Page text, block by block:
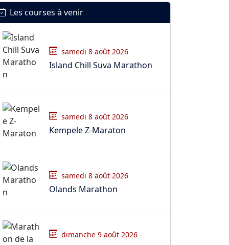
Les courses à venir
samedi 8 août 2026
Island Chill Suva Marathon
samedi 8 août 2026
Kempele Z-Maraton
samedi 8 août 2026
Olands Marathon
dimanche 9 août 2026